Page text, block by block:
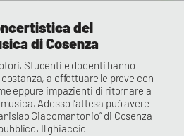
del
di Cosenza
Studenti e docenti hanno
a effettuare le prove con
eppure impazienti di ritornare a
Adesso l’attesa può avere
Giacomantonio” di Cosenza
Il ghiaccio